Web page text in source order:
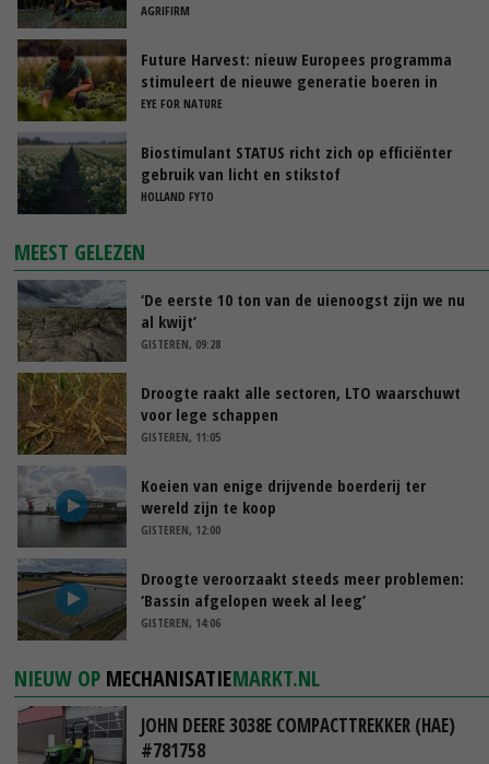
AGRIFIRM
Future Harvest: nieuw Europees programma
stimuleert de nieuwe generatie boeren in
Nederland
EYE FOR NATURE
Biostimulant STATUS richt zich op efficiënter
gebruik van licht en stikstof
HOLLAND FYTO
MEEST GELEZEN
‘De eerste 10 ton van de uienoogst zijn we nu
al kwijt’
GISTEREN, 09:28
Droogte raakt alle sectoren, LTO waarschuwt
voor lege schappen
GISTEREN, 11:05
Koeien van enige drijvende boerderij ter
wereld zijn te koop
GISTEREN, 12:00
Droogte veroorzaakt steeds meer problemen:
‘Bassin afgelopen week al leeg’
GISTEREN, 14:06
NIEUW OP MECHANISATIEMARKT.NL
JOHN DEERE 3038E COMPACTTREKKER (HAE)
#781758